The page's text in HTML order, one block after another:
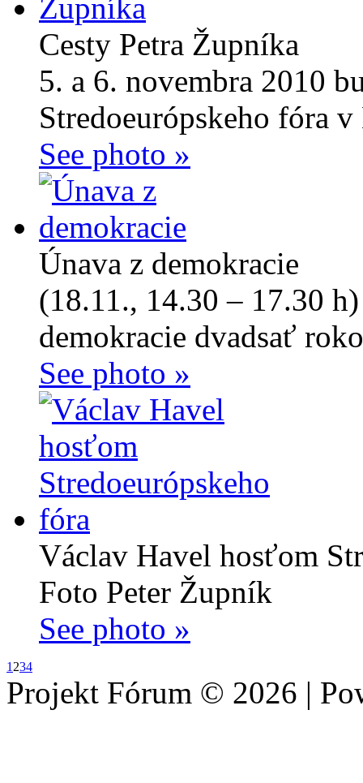
Cesty Petra Župníka
5. a 6. novembra 2010
Stredoeurópskeho fóra
See photo »
Únava z demokracie
(18.11., 14.30 – 17.30
demokracie dvadsať
See photo »
Václav Havel hosťom
Foto Peter Župník
See photo »
1 234
Projekt Fórum © 2026 |